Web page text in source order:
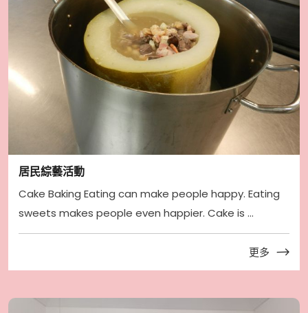
居民綜藝活動
Cake Baking Eating can make people happy. Eating
sweets makes people even happier. Cake is ...
更多